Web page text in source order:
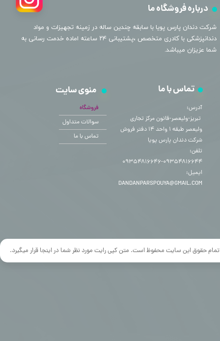
تمام حقوق این سایت محفوظ است. متن کپی رایت مورد نظر شما در اینجا قرار میگیرد.
درباره فروشگاه ما
​شرکت دندان پارس پویا با سابقه چندین ساله در زمینه تجهیزات و مواد
دندانپزشکی با کادری متخصص ،پشتیبانی ۲۴ ساعته اماده خدمت رسانی به
شما عزیزان میباشد.
منوی سایت
فروشگاه
سوالات متداول
تماس با ما
تماس با ما
آدرس:
​​​​​​​ تبریز-ولیعصر-قانون مرکز تجاری
ولیعصر طبقه ۱ واحد ۱۴ دفتر فروش
شرکت دندان پارس پویا
تلفن:
۰۹۳۵۴۸۱۶۶۴۴-۰۹۳۵۴۸۱۶۶۴۶
ایمیل:
DANDANPARSPOUYA@GMAIL.COM